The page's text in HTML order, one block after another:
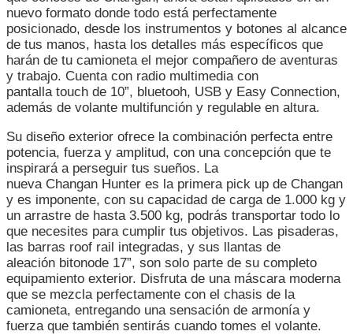
nuevo formato donde todo está perfectamente
posicionado, desde los instrumentos y botones al alcance
de tus manos, hasta los detalles más específicos que
harán de tu camioneta el mejor compañero de aventuras
y trabajo. Cuenta con radio multimedia con
pantalla touch de 10”, bluetooh, USB y Easy Connection,
además de volante multifunción y regulable en altura.
Su diseño exterior ofrece la combinación perfecta entre
potencia, fuerza y amplitud, con una concepción que te
inspirará a perseguir tus sueños. La
nueva Changan Hunter es la primera pick up de Changan
y es imponente, con su capacidad de carga de 1.000 kg y
un arrastre de hasta 3.500 kg, podrás transportar todo lo
que necesites para cumplir tus objetivos. Las pisaderas,
las barras roof rail integradas, y sus llantas de
aleación bitonode 17”, son solo parte de su completo
equipamiento exterior. Disfruta de una máscara moderna
que se mezcla perfectamente con el chasis de la
camioneta, entregando una sensación de armonía y
fuerza que también sentirás cuando tomes el volante.